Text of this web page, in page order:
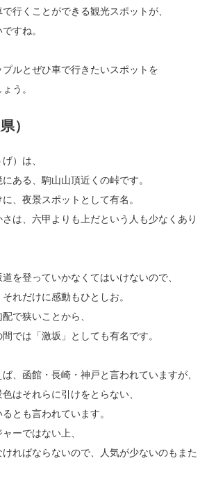
行くことができる観光スポットが、
すね。
ルとぜひ車で行きたいスポットを
う。
）
）は、
ある、駒山山頂近くの峠です。
、夜景スポットとして有名。
は、六甲よりも上だという人も少なくあり
を登っていかなくてはいけないので、
れだけに感動もひとしお。
で狭いことから、
では「激坂」としても有名です。
、函館・長崎・神戸と言われていますが、
はそれらに引けをとらない、
とも言われています。
ーではない上、
ればならないので、人気が少ないのもまた